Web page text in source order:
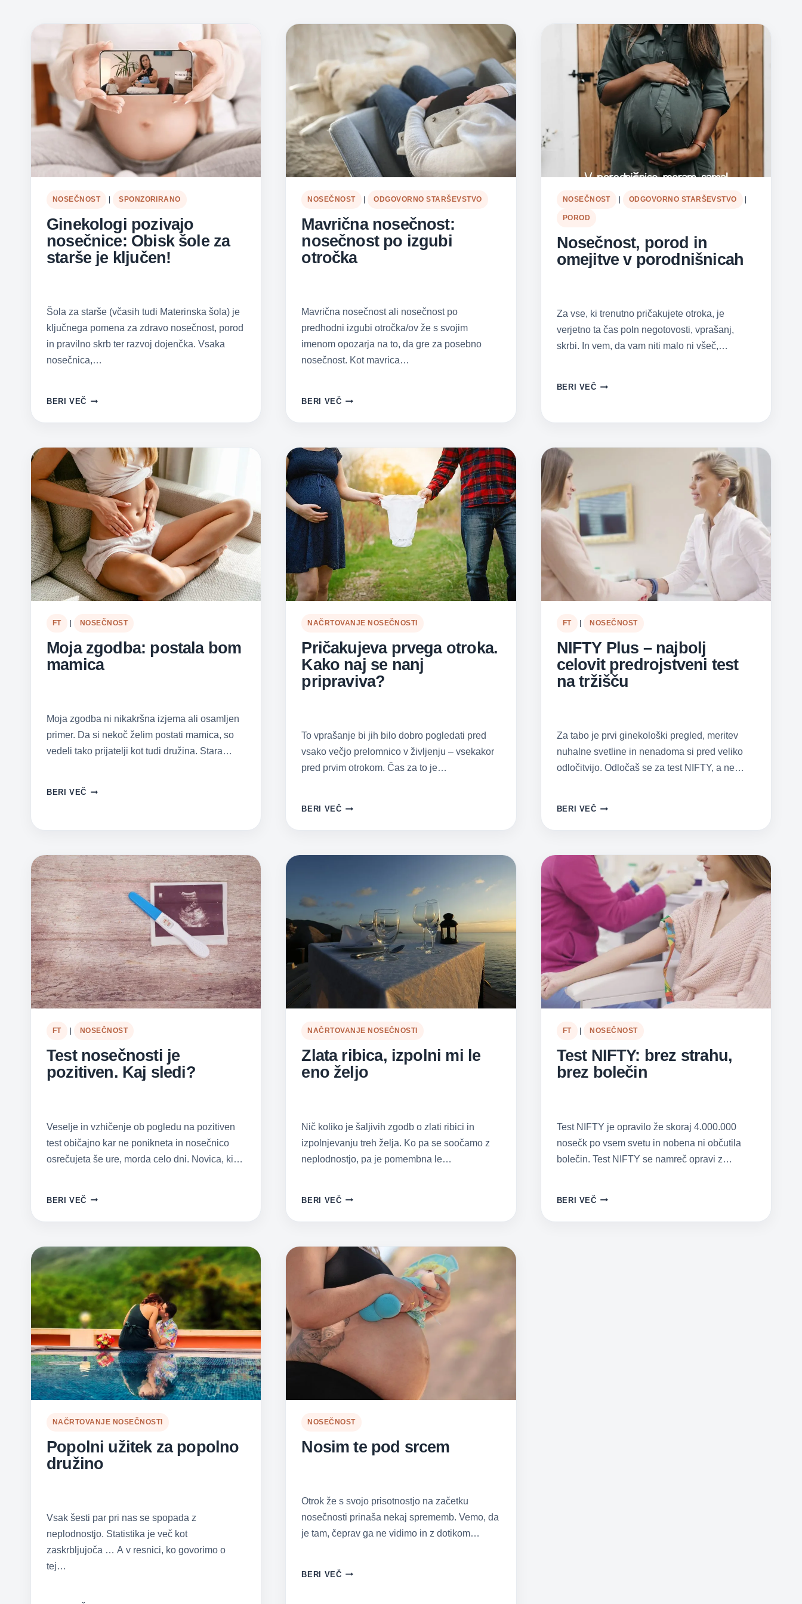
NOSEČNOST | SPONZORIRANO
Ginekologi pozivajo
nosečnice: Obisk šole za
starše je ključen!
Šola za starše (včasih tudi Materinska šola) je
ključnega pomena za zdravo nosečnost, porod
in pravilno skrb ter razvoj dojenčka. Vsaka
nosečnica,…
BERI VEČ GINEKOLOGI
NOSEČNICE:
ŠOLE
ZA
STARŠE
JE
KLJUČEN!
NOSEČNOST | ODGOVORNO STARŠEVSTVO
Mavrična nosečnost:
nosečnost po izgubi
otročka
Mavrična nosečnost ali nosečnost po
predhodni izgubi otročka/ov že s svojim
imenom opozarja na to, da gre za posebno
nosečnost. Kot mavrica…
BERI VEČMAVRIČNA
NOSEČNOST
IZGUBI
OTROČKA
NOSEČNOST | ODGOVORNO STARŠEVSTVO |
POROD
Nosečnost, porod in
omejitve v porodnišnicah
Za vse, ki trenutno pričakujete otroka, je
verjetno ta čas poln negotovosti, vprašanj,
skrbi. In vem, da vam niti malo ni všeč,…
BERI VEČNOSEČNOST,
FT NOSEČNOST
Moja zgodba: postala bom
mamica
Moja zgodba ni nikakršna izjema ali osamljen
primer. Da si nekoč želim postati mamica, so
vedeli tako prijatelji kot tudi družina. Stara…
BERI VEČ MOJA
NAČRTOVANJE NOSEČNOSTI
Pričakujeva prvega otroka.
Kako naj se nanj
pripraviva?
To vprašanje bi jih bilo dobro pogledati pred
vsako večjo prelomnico v življenju – vsekakor
pred prvim otrokom. Čas za to je…
BERI VEČPRIČAKUJEVA
OTROKA.
NAJ
PRIPRAVIVA?
FT NOSEČNOST
NIFTY Plus – najbolj
celovit predrojstveni test
na tržišču
Za tabo je prvi ginekološki pregled, meritev
nuhalne svetline in nenadoma si pred veliko
odločitvijo. Odločaš se za test NIFTY, a ne…
BERI VEČNIFTY
–
CELOVIT
PREDROJSTVENI
TEST
TRŽIŠČU
FT NOSEČNOST
Test nosečnosti je
pozitiven. Kaj sledi?
Veselje in vzhičenje ob pogledu na pozitiven
test običajno kar ne ponikneta in nosečnico
osrečujeta še ure, morda celo dni. Novica, ki…
BERI VEČ TEST
JE
KAJ
SLEDI?
NAČRTOVANJE NOSEČNOSTI
Zlata ribica, izpolni mi le
eno željo
Nič koliko je šaljivih zgodb o zlati ribici in
izpolnjevanju treh želja. Ko pa se soočamo z
neplodnostjo, pa je pomembna le…
BERI VEČZLATA
IZPOLNI
LE
FT NOSEČNOST
Test NIFTY: brez strahu,
brez bolečin
Test NIFTY je opravilo že skoraj 4.000.000
nosečk po vsem svetu in nobena ni občutila
bolečin. Test NIFTY se namreč opravi z…
BERI VEČTEST
BREZ
NAČRTOVANJE NOSEČNOSTI
Popolni užitek za popolno
družino
Vsak šesti par pri nas se spopada z
neplodnostjo. Statistika je več kot
zaskrbljujoča … A v resnici, ko govorimo o
tej…
NOSEČNOST
Nosim te pod srcem
Otrok že s svojo prisotnostjo na začetku
nosečnosti prinaša nekaj sprememb. Vemo, da
je tam, čeprav ga ne vidimo in z dotikom…
BERI VEČNOSIM